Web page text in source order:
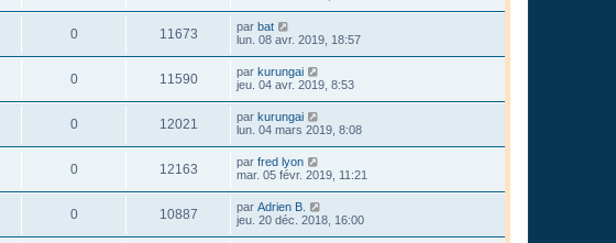
0 11673 par bat
lun. 08 avr. 2019, 18:57
0 11590 par kurungai
jeu. 04 avr. 2019, 8:53
0 12021 par kurungai
lun. 04 mars 2019, 8:08
0 12163 par fred lyon
mar. 05 févr. 2019, 11:21
0 10887 par Adrien B.
jeu. 20 déc. 2018, 16:00